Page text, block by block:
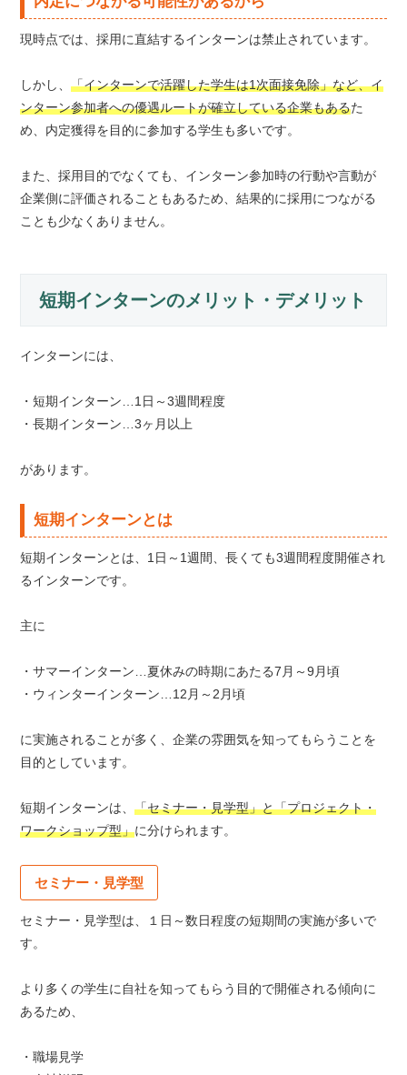
現時点では、採用に直結するインターンは禁止されています。
しかし、「インターンで活躍した学生は1次面接免除」など、イ
ンターン参加者への優遇ルートが確立している企業もあるた
め、内定獲得を目的に参加する学生も多いです。
また、採用目的でなくても、インターン参加時の行動や言動が
企業側に評価されることもあるため、結果的に採用につながる
ことも少なくありません。
短期インターンのメリット・デメリット
インターンには、
・短期インターン…1日～3週間程度
・長期インターン…3ヶ月以上
があります。
短期インターンとは
短期インターンとは、1日～1週間、長くても3週間程度開催され
るインターンです。
主に
・サマーインターン…夏休みの時期にあたる7月～9月頃
・ウィンターインターン…12月～2月頃
に実施されることが多く、企業の雰囲気を知ってもらうことを
目的としています。
短期インターンは、「セミナー・見学型」と「プロジェクト・
ワークショップ型」に分けられます。
セミナー・見学型
セミナー・見学型は、１日～数日程度の短期間の実施が多いで
す。
より多くの学生に自社を知ってもらう目的で開催される傾向に
あるため、
・職場見学